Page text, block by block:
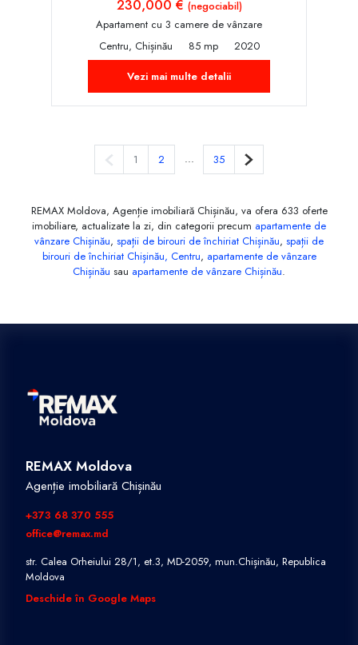
230,000 € (negociabil)
Apartament cu 3 camere de vânzare
Centru, Chișinău
85 mp
2020
Vezi mai multe detalii
Pagina anterioară
1 2 ... 35 Pagina următoare
REMAX Moldova, Agenție imobiliară Chișinău, va ofera 633 oferte
imobiliare, actualizate la zi, din categorii precum apartamente de
vânzare Chișinău, spații de birouri de închiriat Chișinău, spații de
birouri de închiriat Chișinău, Centru, apartamente de vânzare
Chișinău sau apartamente de vânzare Chișinău.
REMAX Moldova
Agenție imobiliară Chișinău
+373 68 370 555
office@remax.md
str. Calea Orheiului 28/1, et.3, MD-2059, mun.Chișinău, Republica
Moldova
Deschide în Google Maps